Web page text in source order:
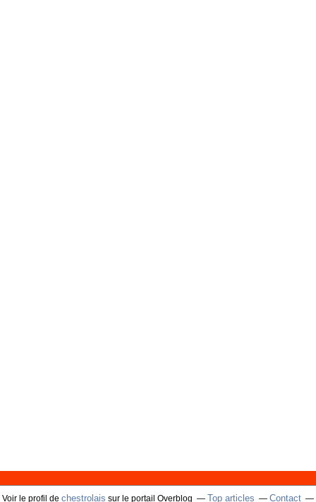
Voir le profil de chestrolais sur le portail Overblog Top articles Contact